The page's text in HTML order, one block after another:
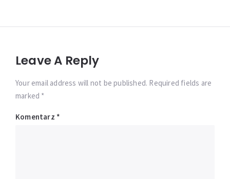
Leave A Reply
Your email address will not be published. Required fields are
marked *
Komentarz *